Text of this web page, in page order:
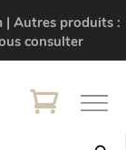
| Autres produits :
consulter